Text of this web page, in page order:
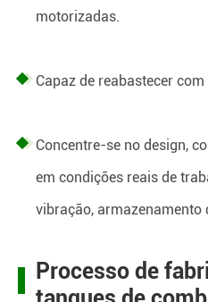
motorizadas.
Capaz de reabastecer
Concentre-se no design,
em condições reais de
vibração, armazenamento
Processo de